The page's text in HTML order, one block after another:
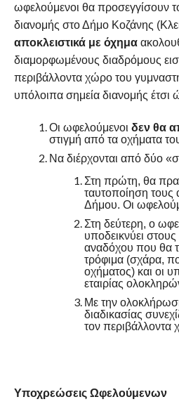
ωφελούμενοι θα προσεγγίσουν
διανομής στο Δήμο Κοζάνης
αποκλειστικά με όχημα
διαμορφωμένους διαδρόμους
περιβάλλοντα χώρο του
υπόλοιπα σημεία διανομής έτσι
Οι ωφελούμενοι δεν θα
στιγμή από τα οχήματα
Να διέρχονται από δύο
Στη πρώτη, θα
ταυτοποίηση
Δήμου. Οι
Στη δεύτερη, ο
υποδεικνύει
αναδόχου που θα
τρόφιμα (σχάρα,
οχήματος) και οι
εταιρίας
Με την
διαδικασίας
τον περιβάλλοντα
Υποχρεώσεις Ωφελούμενων